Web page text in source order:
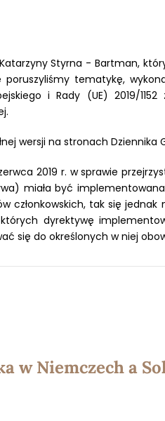
Styrna - Bartman,
tematykę,
i Rady (UE) 2019/
wersji na stronach Dziennika
2019 r. w sprawie
miała być
członkowskich, tak się
dyrektywę
się do określonych w niej
w Niemczech a